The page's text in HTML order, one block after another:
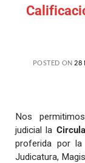
POSTED ON 28
Nos
judicial la
proferida por
Judicatura,